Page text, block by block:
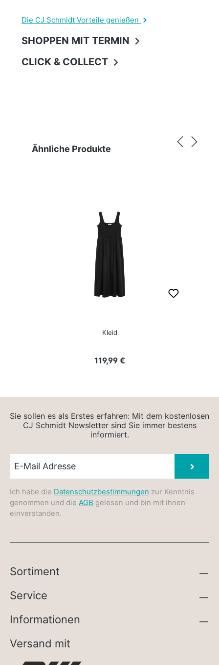
Die CJ Schmidt Vorteile genießen
SHOPPEN MIT TERMIN
CLICK & COLLECT
Produktgalerie überspringen
Ähnliche Produkte
Kleid
Regulärer Preis:
119,99 €
Sie sollen es als Erstes erfahren: Mit dem kostenlosen
CJ Schmidt Newsletter sind Sie immer bestens
informiert.
Ich habe die Datenschutzbestimmungen zur Kenntnis
genommen und die AGB gelesen und bin mit ihnen
einverstanden.
Sortiment
Service
Informationen
Versand mit